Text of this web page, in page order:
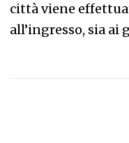
città viene
all’ingresso, sia ai